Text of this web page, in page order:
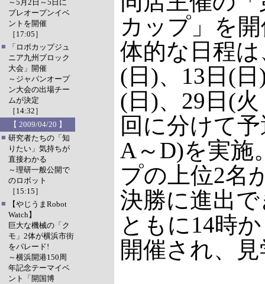
～5月2日～5日に
プレオープンイベ
ントを開催
［17:05］
■
「ロボカップジュ
ニア九州ブロック
大会」開催
～ジャパンオープ
ン大会の出場チー
ムが決定
［14:32］
【 2009/04/20 】
■ 研究者たちの「知
りたい」気持ちが
直接わかる
～理研一般公開で
のロボット
［15:15］
■
【やじうまRobot
Watch】
巨大な機械の「ク
モ」2体が横浜市街
をパレード!
～横浜開港150周
年記念テーマイベ
ント「開国博
カップ」を
体的な日程は
(日)、13日(
(日)、29日(
回に分けて
A～D)を実施
プの上位2名
決勝に進出
ともに14時
開催され、